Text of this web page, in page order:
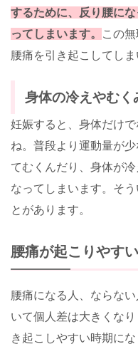
するために、反り腰に
ってしまいます。
この
腰痛を引き起こしてしま
身体の冷えやむく
妊娠すると、身体だけ
ね。普段より運動量が
てむくんだり、身体が
なってしまいます。そ
とがあります。
腰痛が起こりやす
腰痛になる人、ならな
いて個人差は大きくな
き起こしやすい時期に